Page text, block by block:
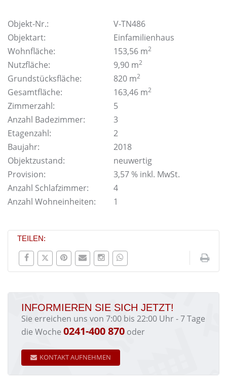
Objekt-Nr.:
V-TN486
Objektart:
Einfamilienhaus
Wohnfläche:
153,56 m2
Nutzfläche: 9,90 m2
Grundstücksfläche: 820 m2
Gesamtfläche: 163,46 m2
Zimmerzahl:
5
Anzahl Badezimmer:
3
Etagenzahl:
2
Baujahr:
2018
Objektzustand:
neuwertig
Provision:
3,57 % inkl. MwSt.
Anzahl Schlafzimmer:
4
Anzahl Wohneinheiten:
1
TEILEN:
INFORMIEREN SIE SICH JETZT!
Sie erreichen uns von 7:00 bis 22:00 Uhr - 7 Tage
die Woche 0241-400 870 oder
KONTAKT AUFNEHMEN